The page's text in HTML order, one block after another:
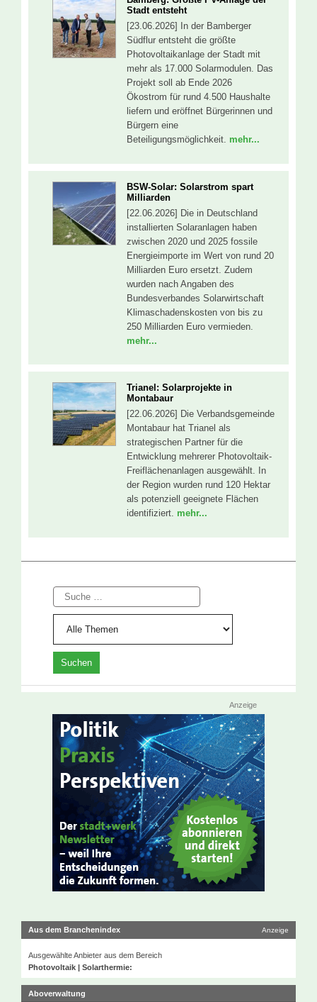
Stadt entsteht
[23.06.2026] In der Bamberger
Südflur entsteht die größte
Photovoltaikanlage der Stadt mit
mehr als 17.000 Solarmodulen. Das
Projekt soll ab Ende 2026
Ökostrom für rund 4.500 Haushalte
liefern und eröffnet Bürgerinnen und
Bürgern eine
Beteiligungsmöglichkeit. mehr...
BSW-Solar: Solarstrom spart
Milliarden
[22.06.2026] Die in Deutschland
installierten Solaranlagen haben
zwischen 2020 und 2025 fossile
Energieimporte im Wert von rund 20
Milliarden Euro ersetzt. Zudem
wurden nach Angaben des
Bundesverbandes Solarwirtschaft
Klimaschadenskosten von bis zu
250 Milliarden Euro vermieden.
mehr...
Trianel: Solarprojekte in
Montabaur
[22.06.2026] Die Verbandsgemeinde
Montabaur hat Trianel als
strategischen Partner für die
Entwicklung mehrerer Photovoltaik-
Freiflächenanlagen ausgewählt. In
der Region wurden rund 120 Hektar
als potenziell geeignete Flächen
identifiziert. mehr...
Suche
Anzeige
Aus dem Branchenindex Anzeige
Ausgewählte Anbieter aus dem Bereich
Photovoltaik | Solarthermie:
Aboverwaltung